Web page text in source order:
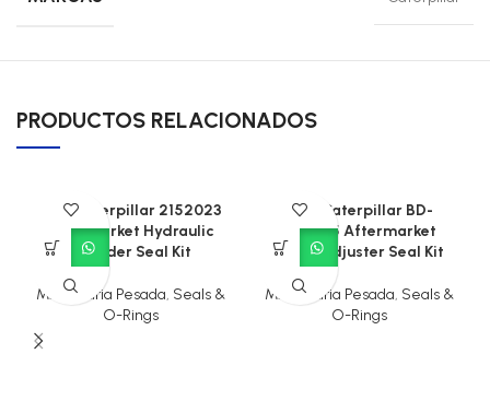
PRODUCTOS RELACIONADOS
CAT Caterpillar 2152023
Aftermarket Hydraulic
Cylinder Seal Kit
Maquinaria Pesada, Seals &
O-Rings
CAT Caterpillar BD-
904405 Aftermarket
Track Adjuster Seal Kit
Maquinaria Pesada, Seals &
O-Rings